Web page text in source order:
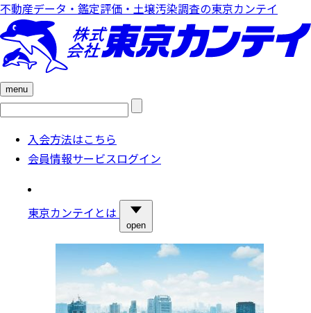
不動産データ・鑑定評価・土壌汚染調査の東京カンテイ
menu
検
入会方法はこちら
会員情報サービスログイン
東京カンテイとは
open